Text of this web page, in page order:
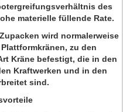
des
materielle füllende Rate.
wird normalerweise
zu den
Kräne befestigt, die in den
Kraftwerken und in den
sind.